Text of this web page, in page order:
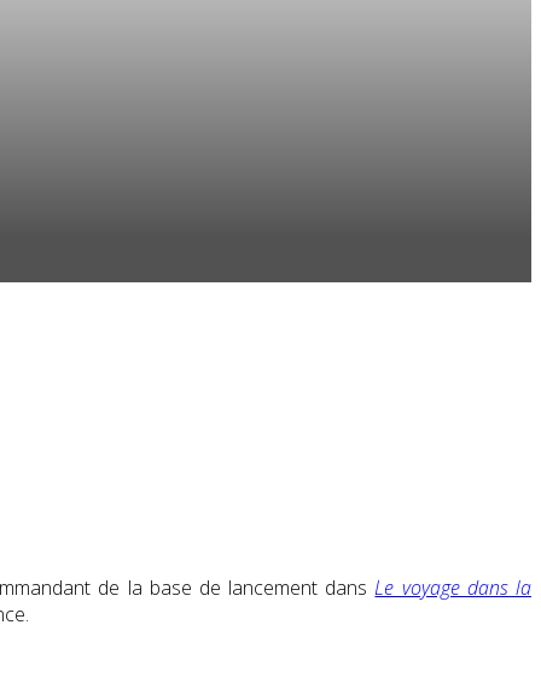
de la base de lancement dansLe voyage dans la